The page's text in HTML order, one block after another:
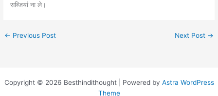
सब्जियां ना ले।
← Previous Post Next Post →
Copyright © 2026 Besthindithought | Powered by Astra WordPress
Theme